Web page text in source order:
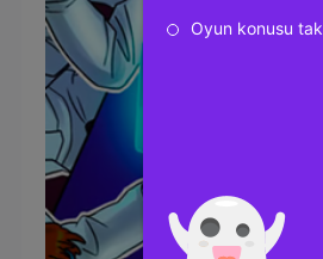
Oyun konusu